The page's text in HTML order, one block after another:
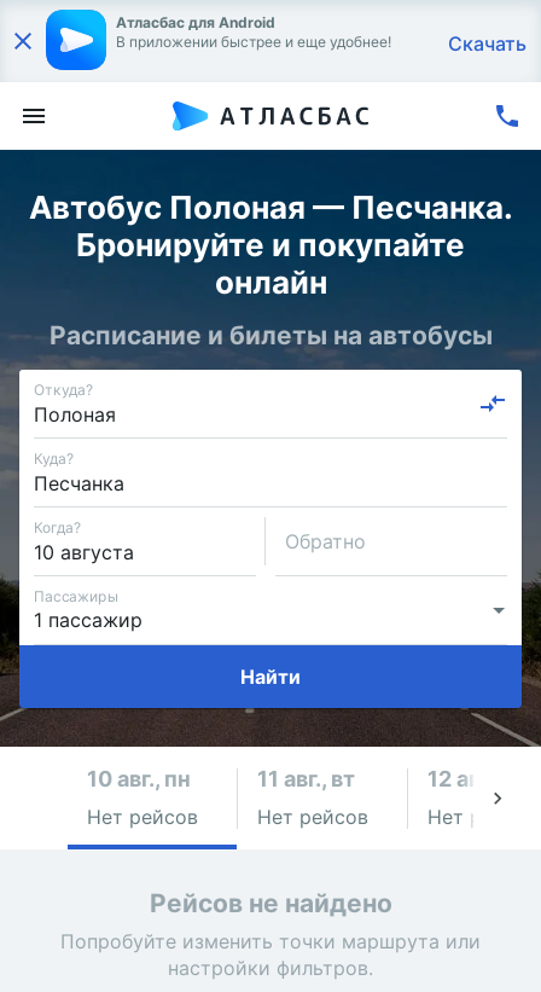
Атласбас для Android
В приложении быстрее и еще удобнее!
Скачать
Автобус Полоная — Песчанка.
Бронируйте и покупайте
онлайн
Расписание и билеты на автобусы
Откуда?
Куда?
Когда?
Обратно
Пассажиры
Найти
10 авг., пн
Нет рейсов
11 авг., вт
Нет рейсов
12 авг., ср
Нет рейсов
Рейсов не найдено
Попробуйте изменить точки маршрута или
настройки фильтров.